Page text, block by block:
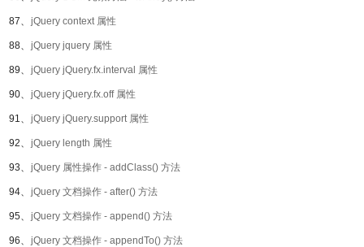
87、 jQuery context 属性
88、 jQuery jquery 属性
89、 jQuery jQuery.fx.interval 属性
90、 jQuery jQuery.fx.off 属性
91、 jQuery jQuery.support 属性
92、 jQuery length 属性
93、 jQuery 属性操作 - addClass() 方法
94、 jQuery 文档操作 - after() 方法
95、 jQuery 文档操作 - append() 方法
96、 jQuery 文档操作 - appendTo() 方法